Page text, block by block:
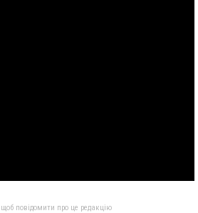
повідомити про це редакцію